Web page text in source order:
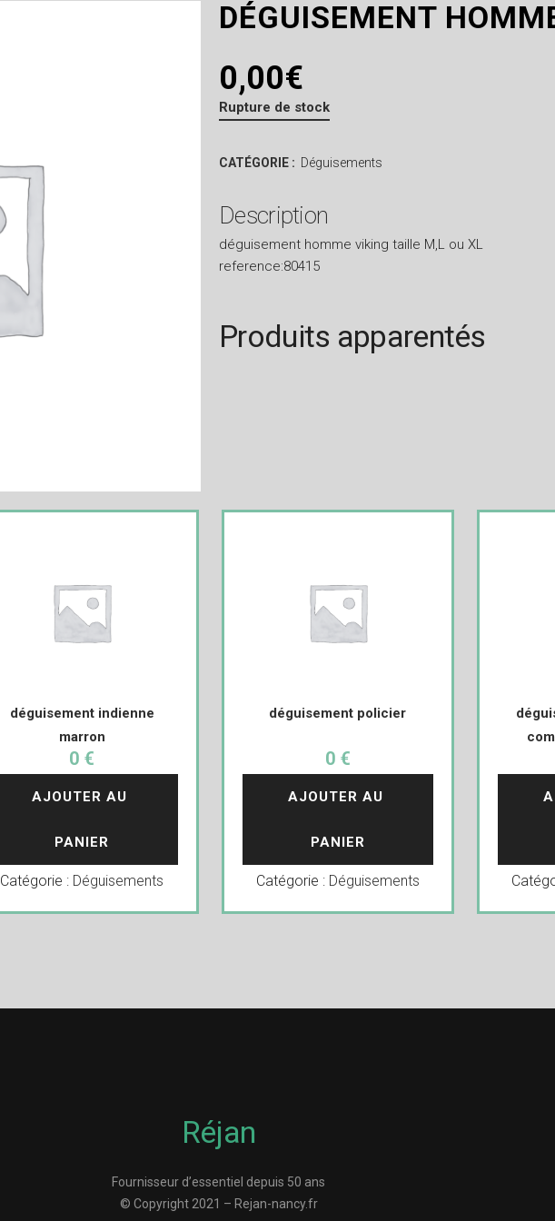
DÉGUISEMENT
0,00€
Rupture de stock
CATÉGORIE : Déguisements
Description
déguisement homme viking taille M,L ou XL
reference:80415
Produits apparentés
déguisement indienne
marron
0 €
AJOUTER AU
PANIER
Catégorie : Déguisements
déguisement policier
0 €
AJOUTER AU
PANIER
Catégorie : Déguisements
Réjan
Fournisseur d’essentiel depuis 50 ans
© Copyright 2021 – Rejan-nancy.fr